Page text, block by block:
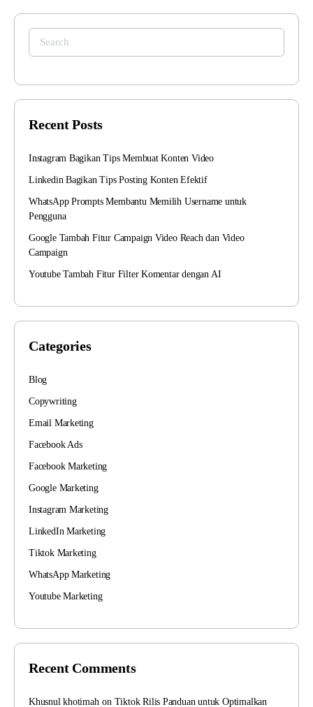
Search
for:
Recent Posts
Instagram Bagikan Tips Membuat Konten Video
Linkedin Bagikan Tips Posting Konten Efektif
WhatsApp Prompts Membantu Memilih Username untuk
Pengguna
Google Tambah Fitur Campaign Video Reach dan Video
Campaign
Youtube Tambah Fitur Filter Komentar dengan AI
Categories
Blog
Copywriting
Email Marketing
Facebook Ads
Facebook Marketing
Google Marketing
Instagram Marketing
LinkedIn Marketing
Tiktok Marketing
WhatsApp Marketing
Youtube Marketing
Recent Comments
Khusnul khotimahon Tiktok Rilis Panduan untuk Optimalkan